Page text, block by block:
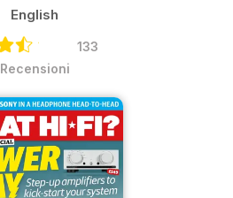
English
133
Recensioni